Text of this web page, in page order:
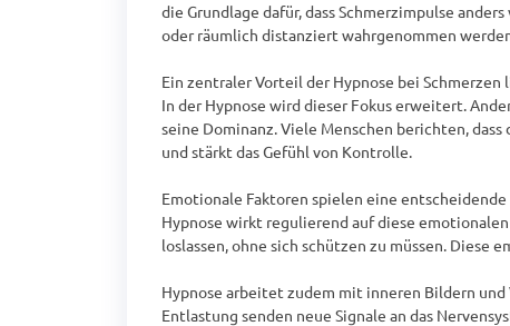
die Grundlage dafür, dass Schmerzimpulse
oder räumlich distanziert wahrgenommen
Ein zentraler Vorteil der Hypnose bei
In der Hypnose wird dieser Fokus erweitert.
seine Dominanz. Viele Menschen berichten,
und stärkt das Gefühl von Kontrolle.
Emotionale Faktoren spielen eine
Hypnose wirkt regulierend auf diese
loslassen, ohne sich schützen zu müssen. Diese
Hypnose arbeitet zudem mit inneren Bildern
Entlastung senden neue Signale an das